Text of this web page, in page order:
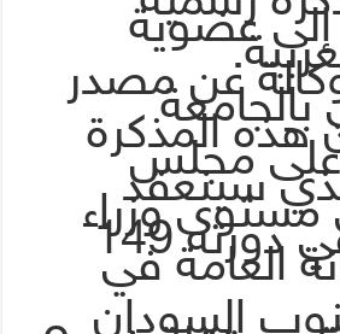
إلى عضوية
عن مصدر
هذه المذكرة
مجلس
سينعقد
مستوى وزراء
الخارجية في دورته 149
العامة في
السودان